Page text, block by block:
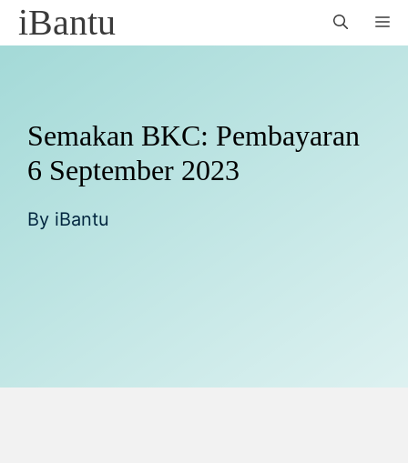
SkipiBantu
Semakan BKC: Pembayaran
6 September 2023
By iBantu